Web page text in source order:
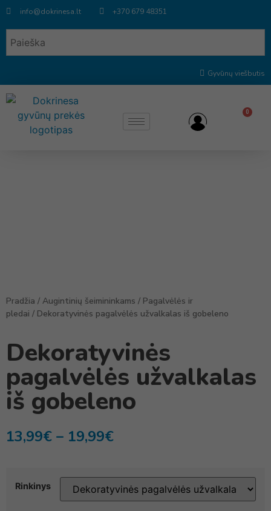
info@dokrinesa.lt +370 679 48351
Gyvūnų viešbutis
0
Pradžia / Augintinių šeimininkams / Pagalvėlės ir
pledai / Dekoratyvinės pagalvėlės užvalkalas iš gobeleno
Dekoratyvinės
pagalvėlės užvalkalas
iš gobeleno
13,99€ – 19,99€
Rinkinys